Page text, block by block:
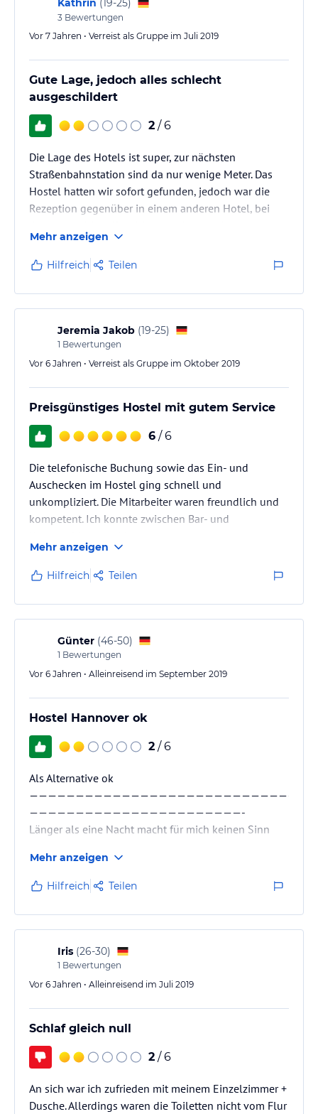
Sport und Unterhaltung
Sonstige Einrichtungen und Services
Gepäckaufbewahrung
Bettwäsche und Handtücher werden gestellt.
W-Lan kostenfrei
Fahrradverleih
Gemeinschaftsküche
Hinweis: Allgemeine und unverbindliche
ohne Gewähr und ohne Prüfung durch HolidayCheck. Bitte
lies vor der Buchung die verbindlichen
jeweiligen Veranstalters.
Kathrin ( 19-25)
3 Bewertungen
Vor 7 Jahren • Verreist als Gruppe im Juli 2019
Gute Lage, jedoch alles schlecht
ausgeschildert
2 / 6
Die Lage des Hotels ist super, zur nächsten
Straßenbahnstation sind da nur wenige Meter. Das
Hostel hatten wir sofort gefunden, jedoch war die
Rezeption gegenüber in einem anderen Hotel, bei
es dazu gehört. Nach dem Check In wurde uns gesagt
dass unser Zimmer im Gebäude gegenüber sei, dort
kamen wir aber mir unserer Karte nicht rein sodass
wir es in 2 anderen Gebäuden versuchten und unser
Zimmer schließlich fanden.
Die Zimmer sind für eine Nacht (nach Konzert)…
Mehr anzeigen
Hilfreich Teilen
Jeremia Jakob (19-25)
1 Bewertungen
Vor 6 Jahren • Verreist als Gruppe im Oktober 2019
Preisgünstiges Hostel mit gutem Service
6 / 6
Die telefonische Buchung sowie das Ein- und
Auschecken im Hostel ging schnell und
unkompliziert. Die Mitarbeiter waren freundlich und
kompetent. Ich konnte zwischen Bar- und
Am und im Haus war alles gut ausgeschildert und
somit leicht zu finden. Die Zimmer und auch die
Bäder sind gut ausgestattet und sehr sauber. Man
bekommt Bettwäsche, Handtücher und
Duschgel/Shampoo zur Verfügung gestellt. Ich
empfehle dieses Haus gerne weiter. Bei meinem
nächsten Besuch werde ich das Restaurant und das…
Mehr anzeigen
Hilfreich Teilen
Günter (46-50)
1 Bewertungen
Vor 6 Jahren • Alleinreisend im September 2019
Hostel Hannover ok
2 / 6
Als Alternative ok
———————————————————————-
Länger als eine Nacht macht für mich keinen Sinn
Mehr anzeigen
Hilfreich Teilen
Iris (26-30)
1 Bewertungen
Vor 6 Jahren • Alleinreisend im Juli 2019
Schlaf gleich null
2 / 6
An sich war ich zufrieden mit meinem Einzelzimmer +
Dusche. Allerdings waren die Toiletten nicht vom Flur